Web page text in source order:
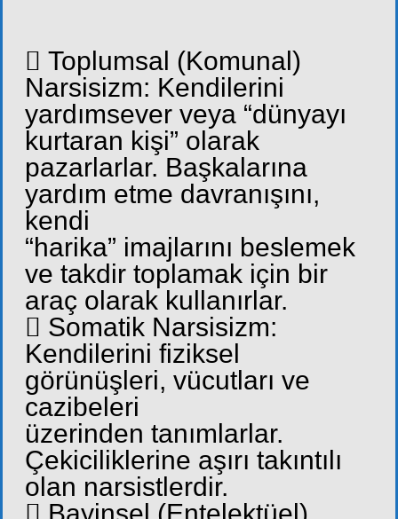
 Toplumsal (Komunal)
Narsisizm: Kendilerini
yardımsever veya “dünyayı
kurtaran kişi” olarak
pazarlarlar. Başkalarına
yardım etme davranışını,
kendi
“harika” imajlarını beslemek
ve takdir toplamak için bir
araç olarak kullanırlar.
 Somatik Narsisizm:
Kendilerini fiziksel
görünüşleri, vücutları ve
cazibeleri
üzerinden tanımlarlar.
Çekiciliklerine aşırı takıntılı
olan narsistlerdir.
 Bayinsel (Entelektüel)